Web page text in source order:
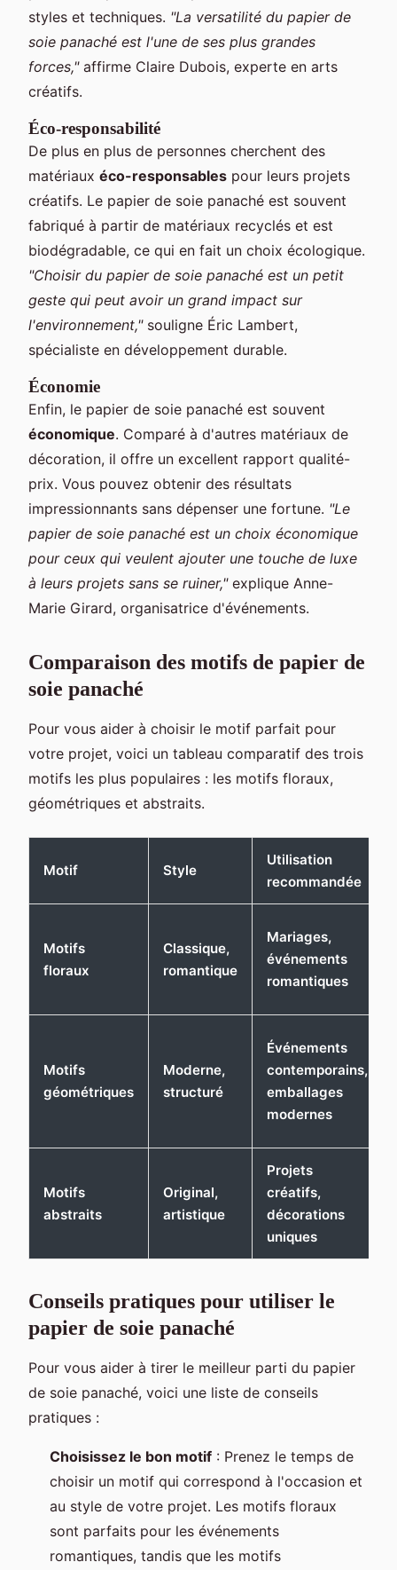
styles et techniques. "La versatilité du papier de
soie panaché est l'une de ses plus grandes
forces,"affirme Claire Dubois, experte en arts
créatifs.
Éco-responsabilité
De plus en plus de personnes cherchent des
matériaux éco-responsables pour leurs projets
créatifs. Le papier de soie panaché est souvent
fabriqué à partir de matériaux recyclés et est
biodégradable, ce qui en fait un choix écologique.
"Choisir du papier de soie panaché est un petit
geste qui peut avoir un grand impact sur
l'environnement,"souligne Éric Lambert,
spécialiste en développement durable.
Économie
Enfin, le papier de soie panaché est souvent
économique. Comparé à d'autres matériaux de
décoration, il offre un excellent rapport qualité-
prix. Vous pouvez obtenir des résultats
impressionnants sans dépenser une fortune. "Le
papier de soie panaché est un choix économique
pour ceux qui veulent ajouter une touche de luxe
à leurs projets sans se ruiner,"explique Anne-
Marie Girard, organisatrice d'événements.
Comparaison des motifs de papier de
soie panaché
Pour vous aider à choisir le motif parfait pour
votre projet, voici un tableau comparatif des trois
motifs les plus populaires : les motifs floraux,
géométriques et abstraits.
Motif Style
Utilisation
recommandée
Motifs
floraux
Classique,
romantique
Mariages,
événements
romantiques
Motifs
géométriques
Moderne,
structuré
Événements
contemporains,
emballages
modernes
Motifs
abstraits
Original,
artistique
Projets
créatifs,
décorations
uniques
Conseils pratiques pour utiliser le
papier de soie panaché
Pour vous aider à tirer le meilleur parti du papier
de soie panaché, voici une liste de conseils
pratiques :
Choisissez le bon motif : Prenez le temps de
choisir un motif qui correspond à l'occasion et
au style de votre projet. Les motifs floraux
sont parfaits pour les événements
romantiques, tandis que les motifs